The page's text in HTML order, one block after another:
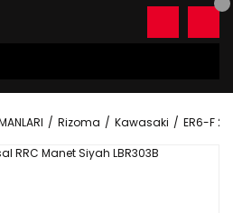
Rizoma Kawasaki ER6-F